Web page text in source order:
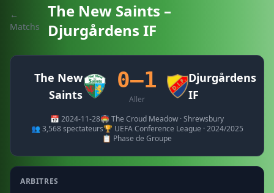
←
Matchs
The New Saints –
Djurgårdens IF
The New
Saints
0–1
Aller
Djurgårdens
IF
📅 2024-11-28🏟️ The Croud Meadow · Shrewsbury
👥 3,568 spectateurs🏆 UEFA Conference League · 2024/2025
📋 Phase de Groupe
ARBITRES